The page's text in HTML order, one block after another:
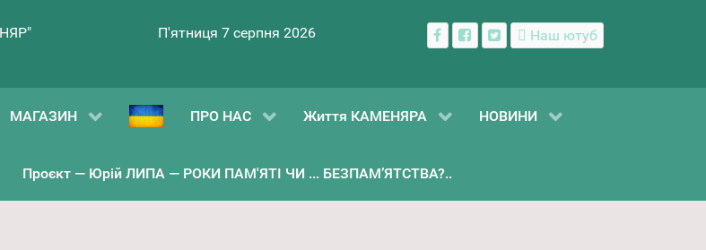
П'ятниця 7 серпня 2026 Наш ютуб
МАГАЗИН ПРО НАС Життя КАМЕНЯРА НОВИНИ
Проєкт — Юрій ЛИПА — РОКИ ПАМ'ЯТІ ЧИ ... БЕЗПАМ’ЯТСТВА?..